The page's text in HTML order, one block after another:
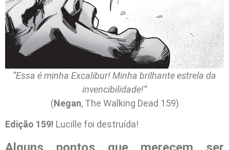
“Essa é minha Excalibur! Minha brilhante estrela da
invencibilidade!”
(Negan, The Walking Dead 159)
Edição 159! Lucille foi destruída!